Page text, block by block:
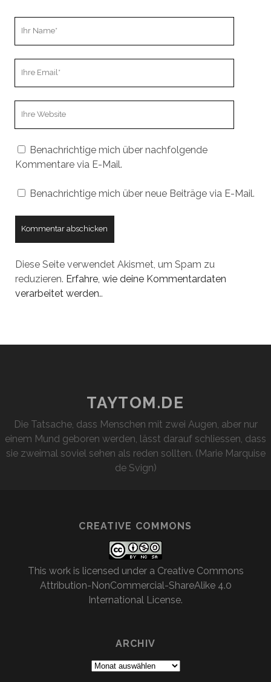
Benachrichtige mich über nachfolgende
Kommentare via E-Mail.
Benachrichtige mich über neue Beiträge via E-Mail.
Diese Seite verwendet Akismet, um Spam zu
reduzieren. Erfahre, wie deine Kommentardaten
verarbeitet werden..
TAYTOM.DE
Die Tatsache, dass Menschen mit zwei Augen, aber nur
einem Mund geboren werden, lässt darauf schliessen, dass
sie zweimal soviel sehen als reden sollten. (Marie Marquise
de Svign)
CREATIVE COMMONS
This work is licensed under a Creative Commons
Attribution-NonCommercial-ShareAlike 4.0
International License.
ARCHIV
Archiv